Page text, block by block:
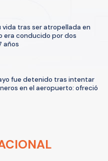
vida tras ser atropellada en
era conducido por dos
años
fue detenido tras intentar
en el aeropuerto: ofreció